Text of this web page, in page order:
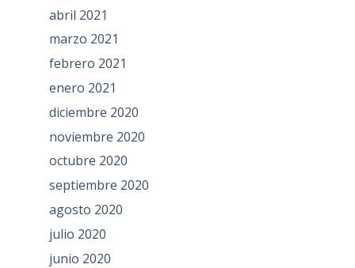
abril 2021
marzo 2021
febrero 2021
enero 2021
diciembre 2020
noviembre 2020
octubre 2020
septiembre 2020
agosto 2020
julio 2020
junio 2020